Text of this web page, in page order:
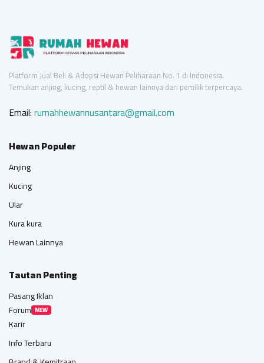
Platform Jual Beli & Adopsi Hewan Peliharaan No. 1 di Indonesia.
Temukan anjing, kucing, reptil & hewan lainnya dari pemilik terpercaya.
Email:rumahhewannusantara@gmail.com
Hewan Populer
Anjing
Kucing
Ular
Kura kura
Hewan Lainnya
Tautan Penting
Pasang Iklan
Forum NEW
Karir
Info Terbaru